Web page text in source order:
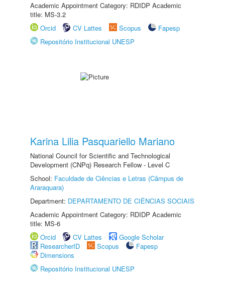
Academic Appointment Category: RDIDP Academic
title: MS-3.2
Orcid
CV Lattes Scopus
Fapesp
Repositório Institucional UNESP
Karina Lilia Pasquariello Mariano
National Council for Scientific and Technological
Development (CNPq) Research Fellow - Level C
School: Faculdade de Ciências e Letras (Câmpus de
Araraquara)
Department: DEPARTAMENTO DE CIÊNCIAS SOCIAIS
Academic Appointment Category: RDIDP Academic
title: MS-6
Orcid
CV Lattes
Google Scholar
ResearcherID
Scopus
Fapesp
Dimensions
Repositório Institucional UNESP